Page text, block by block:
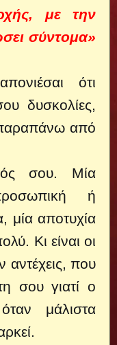
με την
σύντομα»
ότι
δυσκολίες,
παραπάνω από
σου. Μία
ή
μία αποτυχία
Κι είναι οι
αντέχεις, που
σου γιατί ο
μάλιστα